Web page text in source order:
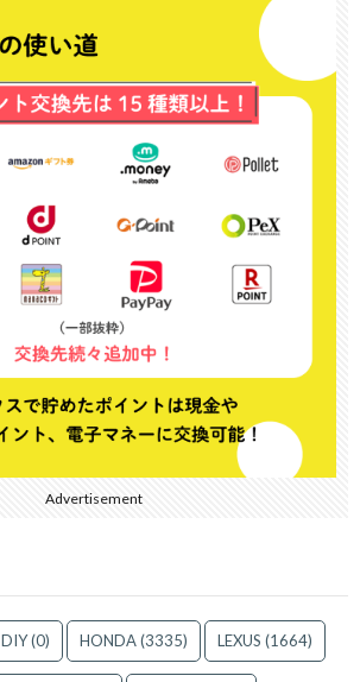
Advertisement
DIY(0) HONDA(3335) LEXUS (1664)